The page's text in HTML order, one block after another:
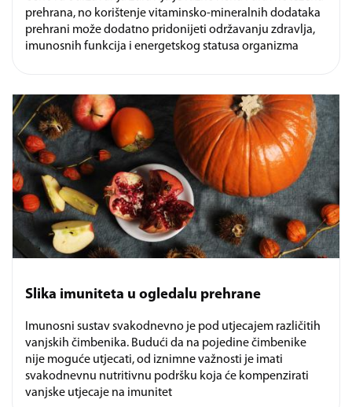
prehrana, no korištenje vitaminsko-mineralnih dodataka
prehrani može dodatno pridonijeti održavanju zdravlja,
imunosnih funkcija i energetskog statusa organizma
Slika imuniteta u ogledalu prehrane
Imunosni sustav svakodnevno je pod utjecajem različitih
vanjskih čimbenika. Budući da na pojedine čimbenike
nije moguće utjecati, od iznimne važnosti je imati
svakodnevnu nutritivnu podršku koja će kompenzirati
vanjske utjecaje na imunitet